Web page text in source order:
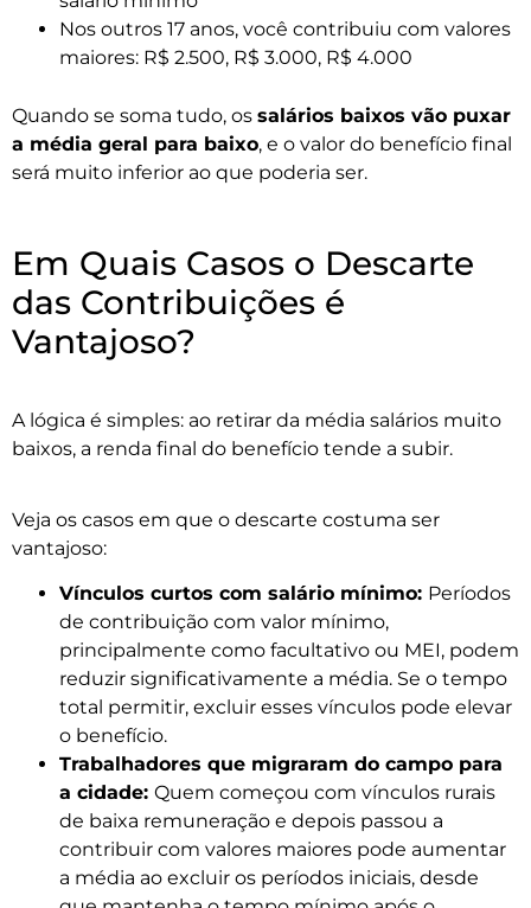
Nos outros 17 anos, você contribuiu com valores
maiores: R$ 2.500, R$ 3.000, R$ 4.000
Quando se soma tudo, os salários baixos vão puxar
a média geral para baixo, e o valor do benefício final
será muito inferior ao que poderia ser.
Em Quais Casos o Descarte
das Contribuições é
Vantajoso?
A lógica é simples: ao retirar da média salários muito
baixos, a renda final do benefício tende a subir.
Veja os casos em que o descarte costuma ser
vantajoso:
Vínculos curtos com salário mínimo: Períodos
de contribuição com valor mínimo,
principalmente como facultativo ou MEI, podem
reduzir significativamente a média. Se o tempo
total permitir, excluir esses vínculos pode elevar
o benefício.
Trabalhadores que migraram do campo para
a cidade: Quem começou com vínculos rurais
de baixa remuneração e depois passou a
contribuir com valores maiores pode aumentar
a média ao excluir os períodos iniciais, desde